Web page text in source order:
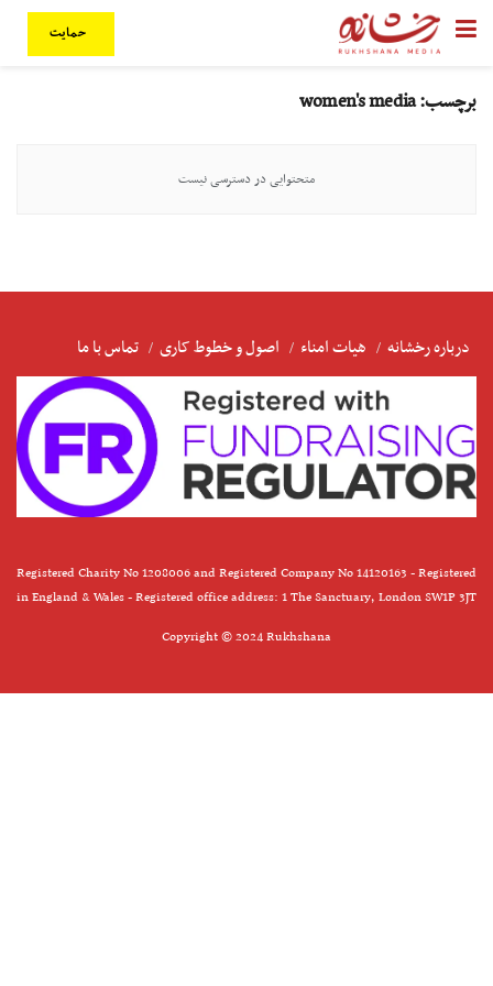
حمایت
برچسب:women's media
متحتوایی در دسترسی نیست
درباره رخشانه هیات امناء اصول و خطوط کاری تماس با ما
Registered Charity No 1208006 and Registered Company No 14120163 - Registered
in England & Wales - Registered office address: 1 The Sanctuary, London SW1P 3JT
Copyright © 2024 Rukhshana